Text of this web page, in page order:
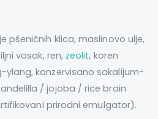
pšeničnih klica, maslinovo ulje,
vosak, ren, zeolit, koren
ylang, konzervisano sakalijum-
/ jojoba / rice brain
prirodni emulgator).